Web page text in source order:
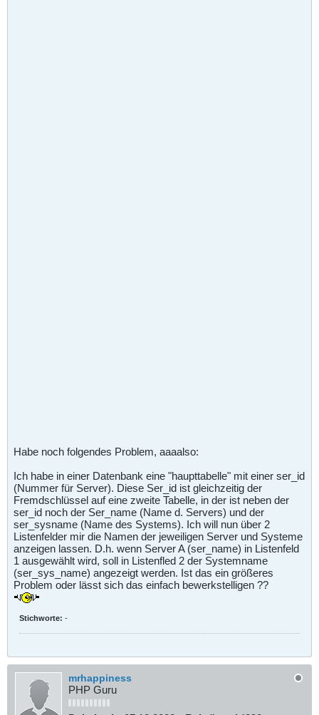
Habe noch folgendes Problem, aaaalso:
Ich habe in einer Datenbank eine "haupttabelle" mit einer ser_id
(Nummer für Server). Diese Ser_id ist gleichzeitig der
Fremdschlüssel auf eine zweite Tabelle, in der ist neben der
ser_id noch der Ser_name (Name d. Servers) und der
ser_sysname (Name des Systems). Ich will nun über 2
Listenfelder mir die Namen der jeweiligen Server und Systeme
anzeigen lassen. D.h. wenn Server A (ser_name) in Listenfeld
1 ausgewählt wird, soll in Listenfled 2 der Systemname
(ser_sys_name) angezeigt werden. Ist das ein größeres
Problem oder lässt sich das einfach bewerkstelligen ??
Stichworte: -
mrhappiness
PHP Guru